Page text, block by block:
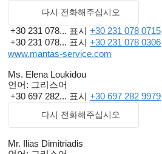
다시 전화해주십시오
+30 231 078... 표시 +30 231 078 0715
+30 231 078... 표시 +30 231 078 0306
www.mantas-service.com
Ms. Elena Loukidou
언어: 그리스어
+30 697 282... 표시 +30 697 282 9979
다시 전화해주십시오
Mr. Ilias Dimitriadis